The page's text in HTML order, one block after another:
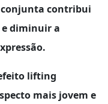
conjunta contribui
diminuir a
lifting
mais jovem e